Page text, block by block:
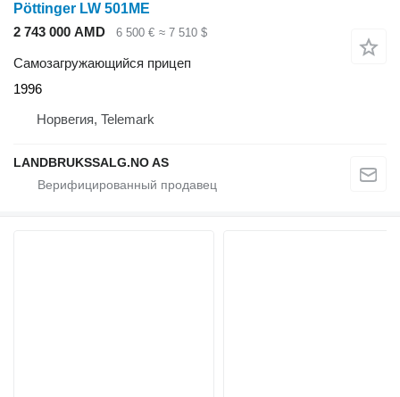
Pöttinger LW 501ME
2 743 000 AMD
6 500 € ≈ 7 510 $
Самозагружающийся прицеп
1996
Норвегия, Telemark
LANDBRUKSSALG.NO AS